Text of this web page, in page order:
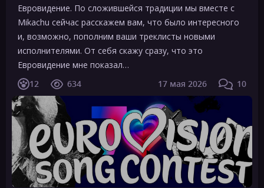
Евровидение. По сложившейся традиции мы вместе с
Mikachu сейчас расскажем вам, что было интересного
и, возможно, пополним ваши треклисты новыми
исполнителями. От себя скажу сразу, что это
Евровидение мне показал…
12
634 17 мая 2026 10